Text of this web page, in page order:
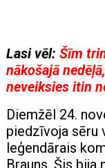
Lasi vēl:Šīm
nākošajā
neveiksies itin
Diemžēl 24.
piedzīvoja sēru
leģendārais
Brauns. Šis bija